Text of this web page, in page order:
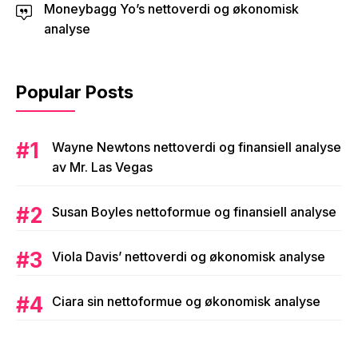
Moneybagg Yo’s nettoverdi og økonomisk
analyse
Popular Posts
Wayne Newtons nettoverdi og finansiell analyse
av Mr. Las Vegas
Susan Boyles nettoformue og finansiell analyse
Viola Davis’ nettoverdi og økonomisk analyse
Ciara sin nettoformue og økonomisk analyse